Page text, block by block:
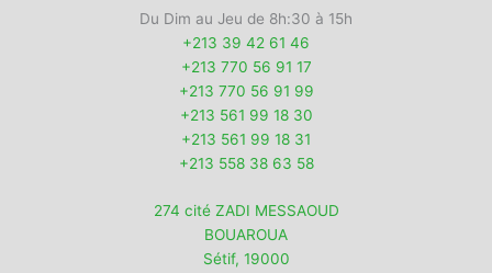
Du Dim au Jeu de 8h:30 à 15h
+213 39 42 61 46
+213 770 56 91 17
+213 770 56 91 99
+213 561 99 18 30
+213 561 99 18 31
+213 558 38 63 58
274 cité ZADI MESSAOUD
BOUAROUA
Sétif, 19000